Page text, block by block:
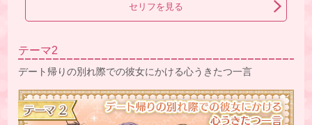
セリフを見る
テーマ2
デート帰りの別れ際での彼女にかける心うきたつ一言